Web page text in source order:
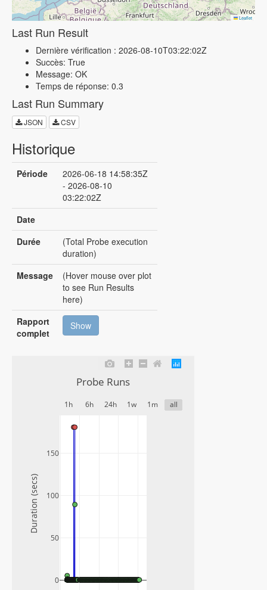
Leaflet
Last Run Result
Dernière vérification : 2026-08-10T03:22:02Z
Succès: True
Message: OK
Temps de réponse: 0.3
Last Run Summary
JSON CSV
Historique
Période
2026-06-18 14:58:35Z
- 2026-08-10
03:22:02Z
Date
Durée
(Total Probe execution
duration)
Message
(Hover mouse over plot
to see Run Results
here)
Rapport
complet
Show
0
50
100
150
1h 6h 24h 1w 1m all
Probe Runs
Duration (secs)